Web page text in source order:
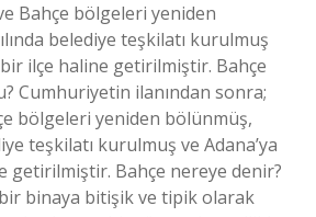
Bahçe bölgeleri yeniden
belediye teşkilatı kurulmuş
bir ilçe haline getirilmiştir. Bahçe
Cumhuriyetin ilanından sonra;
bölgeleri yeniden bölünmüş,
teşkilatı kurulmuş ve Adana’ya
getirilmiştir. Bahçe nereye denir?
binaya bitişik ve tipik olarak